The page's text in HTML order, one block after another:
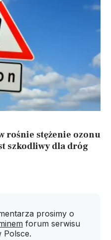
rośnie stężenie ozonu
szkodliwy dla dróg
prosimy o
forum serwisu
Polsce.